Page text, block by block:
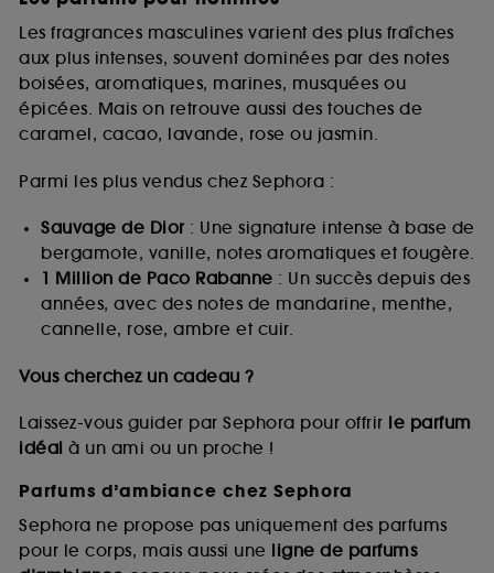
Les fragrances masculines varient des plus fraîches
aux plus intenses, souvent dominées par des notes
boisées, aromatiques, marines, musquées ou
épicées. Mais on retrouve aussi des touches de
caramel, cacao, lavande, rose ou jasmin.
Parmi les plus vendus chez Sephora :
Sauvage de Dior: Une signature intense à base de
bergamote, vanille, notes aromatiques et fougère.
1 Million de Paco Rabanne : Un succès depuis des
années, avec des notes de mandarine, menthe,
cannelle, rose, ambre et cuir.
Vous cherchez un cadeau ?
Laissez-vous guider par Sephora pour offrir le parfum
idéal à un ami ou un proche !
Parfums d’ambiance chez Sephora
Sephora ne propose pas uniquement des parfums
pour le corps, mais aussi une ligne de parfums